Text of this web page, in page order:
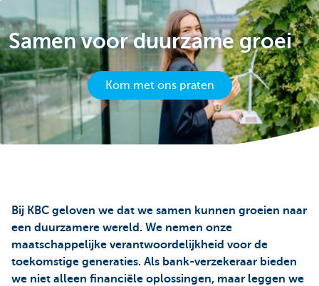
Samen voor duurzame groei
Kom met ons praten
Bij KBC geloven we dat we samen kunnen groeien naar
een duurzamere wereld. We nemen onze
maatschappelijke verantwoordelijkheid voor de
toekomstige generaties. Als bank-verzekeraar bieden
we niet alleen financiële oplossingen, maar leggen we